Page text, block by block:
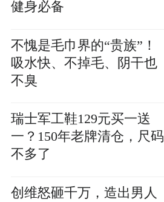
健身必备
不愧是毛巾界的“贵族”！
吸水快、不掉毛、阴干也
不臭
瑞士军工鞋129元买一送
一？150年老牌清仓，尺码
不多了
创维怒砸千万，造出男人